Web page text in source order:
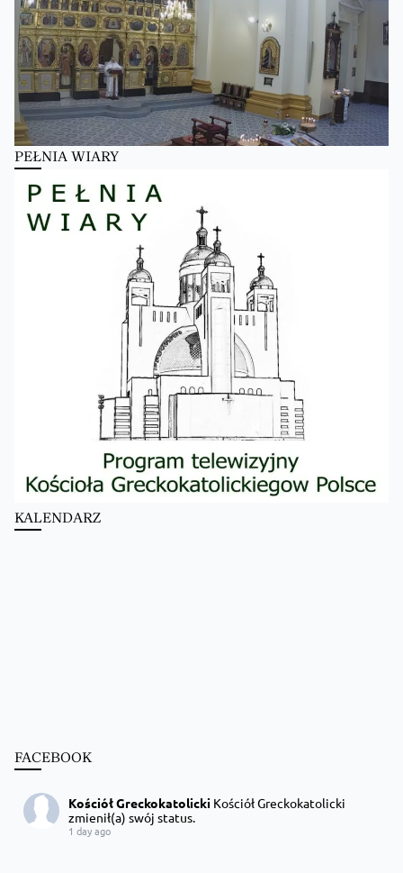
PEŁNIA WIARY
KALENDARZ
FACEBOOK
Kościół Greckokatolicki Kościół Greckokatolicki
zmienił(a) swój status.
1 day ago